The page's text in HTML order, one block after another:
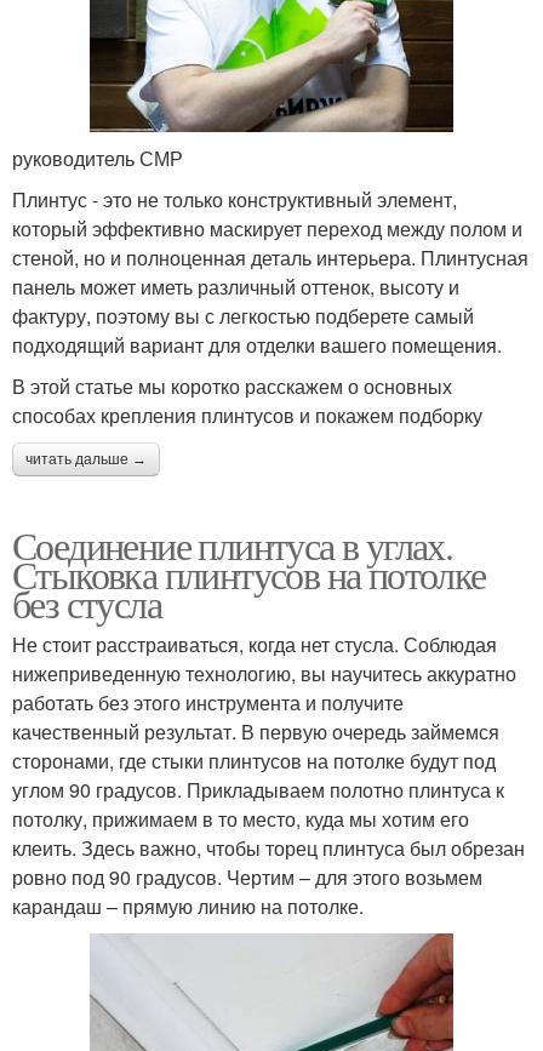
руководитель СМР
Плинтус - это не только конструктивный элемент,
который эффективно маскирует переход между полом и
стеной, но и полноценная деталь интерьера. Плинтусная
панель может иметь различный оттенок, высоту и
фактуру, поэтому вы с легкостью подберете самый
подходящий вариант для отделки вашего помещения.
В этой статье мы коротко расскажем о основных
способах крепления плинтусов и покажем подборку
читать дальше →
Соединение плинтуса в углах.
Стыковка плинтусов на потолке
без стусла
Не стоит расстраиваться, когда нет стусла. Соблюдая
нижеприведенную технологию, вы научитесь аккуратно
работать без этого инструмента и получите
качественный результат. В первую очередь займемся
сторонами, где стыки плинтусов на потолке будут под
углом 90 градусов. Прикладываем полотно плинтуса к
потолку, прижимаем в то место, куда мы хотим его
клеить. Здесь важно, чтобы торец плинтуса был обрезан
ровно под 90 градусов. Чертим – для этого возьмем
карандаш – прямую линию на потолке.